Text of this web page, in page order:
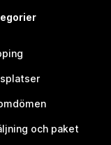
och paket